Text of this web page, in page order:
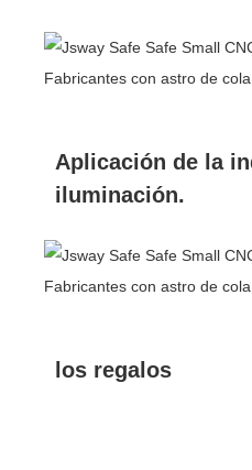
Aplicación de la
iluminación.
los regalos